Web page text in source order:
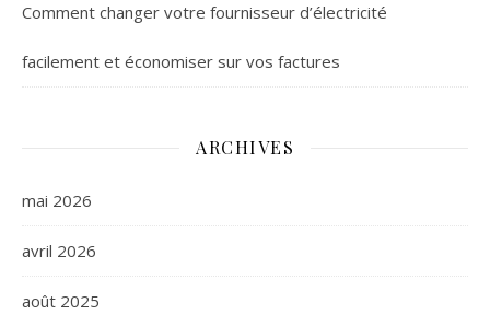
Comment changer votre fournisseur d’électricité
facilement et économiser sur vos factures
ARCHIVES
mai 2026
avril 2026
août 2025